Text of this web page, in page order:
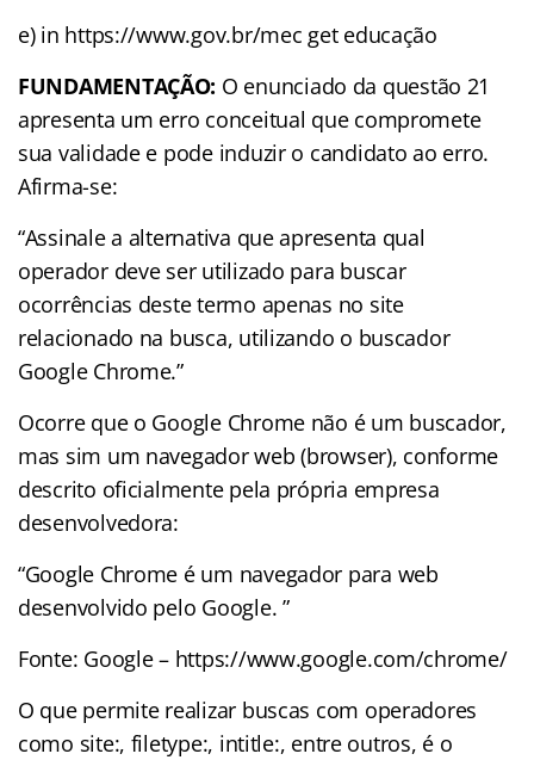
e) in https://www.gov.br/mec get educação
FUNDAMENTAÇÃO: O enunciado da questão 21
apresenta um erro conceitual que compromete
sua validade e pode induzir o candidato ao erro.
Afirma-se:
“Assinale a alternativa que apresenta qual
operador deve ser utilizado para buscar
ocorrências deste termo apenas no site
relacionado na busca, utilizando o buscador
Google Chrome.”
Ocorre que o Google Chrome não é um buscador,
mas sim um navegador web (browser), conforme
descrito oficialmente pela própria empresa
desenvolvedora:
“Google Chrome é um navegador para web
desenvolvido pelo Google. ”
Fonte: Google – https://www.google.com/chrome/
O que permite realizar buscas com operadores
como site:, filetype:, intitle:, entre outros, é o